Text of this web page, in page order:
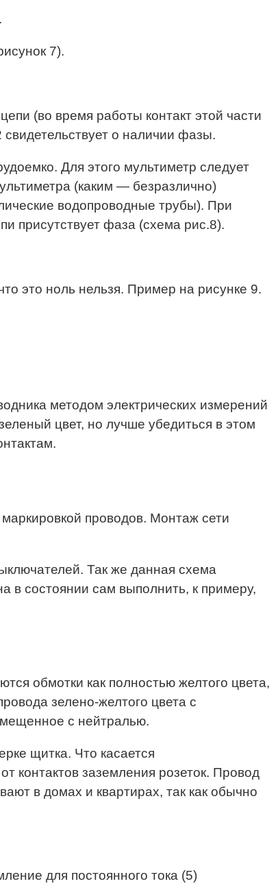
7).
(во время работы контакт этой части
о наличии фазы.
Для этого мультиметр следует
(каким — безразлично)
водопроводные трубы). При
присутствует фаза (схема рис.8).
это ноль нельзя. Пример на рисунке 9.
методом электрических измерений
цвет, но лучше убедиться в этом
проводов. Монтаж сети
Так же данная схема
в состоянии сам выполнить, к примеру,
обмотки как полностью желтого цвета,
зелено-желтого цвета с
с нейтралью.
щитка. Что касается
контактов заземления розеток. Провод
в домах и квартирах, так как обычно
для постоянного тока (5)